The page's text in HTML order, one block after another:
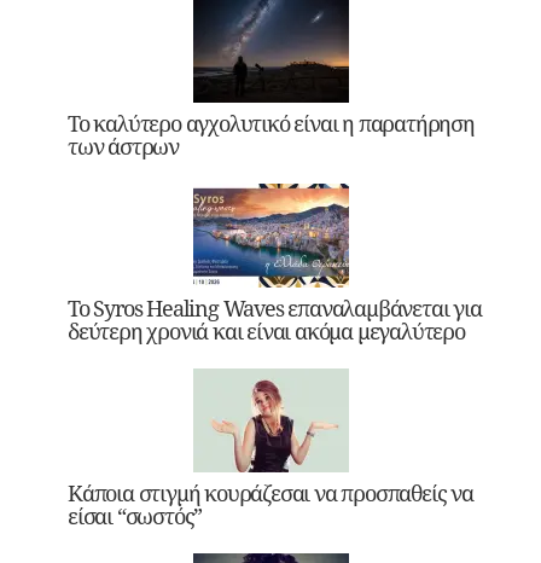
Το καλύτερο αγχολυτικό είναι η παρατήρηση
των άστρων
Το Syros Healing Waves επαναλαμβάνεται για
δεύτερη χρονιά και είναι ακόμα μεγαλύτερο
Κάποια στιγμή κουράζεσαι να προσπαθείς να
είσαι “σωστός”